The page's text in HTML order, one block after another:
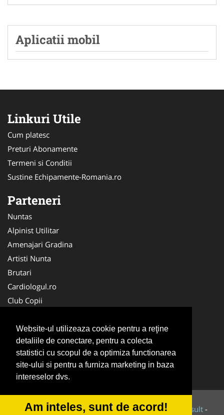
Website-ul utilizeaza cookie pentru a reţine
detaliile de conectare, pentru a colecta
statistici cu scopul de a optimiza functionarea
site-ului si pentru a furniza marketing in baza
intereselor dvs.
Am inteles, sunt de acord!
Aplicatii mobil
Linkuri Utile
Cum platesc
Preturi Abonamente
Termeni si Conditii
Sustine Echipamente-Romania.ro
Parteneri
Nuntas
Alpinist Utilitar
Amenajari Gradina
Artisti Nunta
Brutari
Cardiologul.ro
Club Copii
Ambalaje Romania
Cabinet-Individual.ro
CentruInchirieri.ro
Cursuri Romania
© 2014-2026 Powered byVilonMedia&Tokaido Consult -